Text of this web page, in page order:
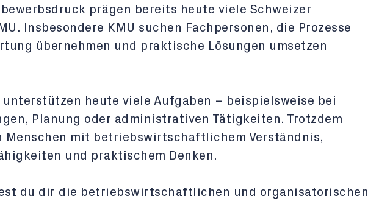
prägen bereits heute viele Schweizer
Insbesondere KMU suchen Fachpersonen, die Prozesse
übernehmen und praktische Lösungen umsetzen
unterstützen heute viele Aufgaben – beispielsweise bei
Planung oder administrativen Tätigkeiten. Trotzdem
Menschen mit betriebswirtschaftlichem Verständnis,
und praktischem Denken.
du dir die betriebswirtschaftlichen und organisatorischen